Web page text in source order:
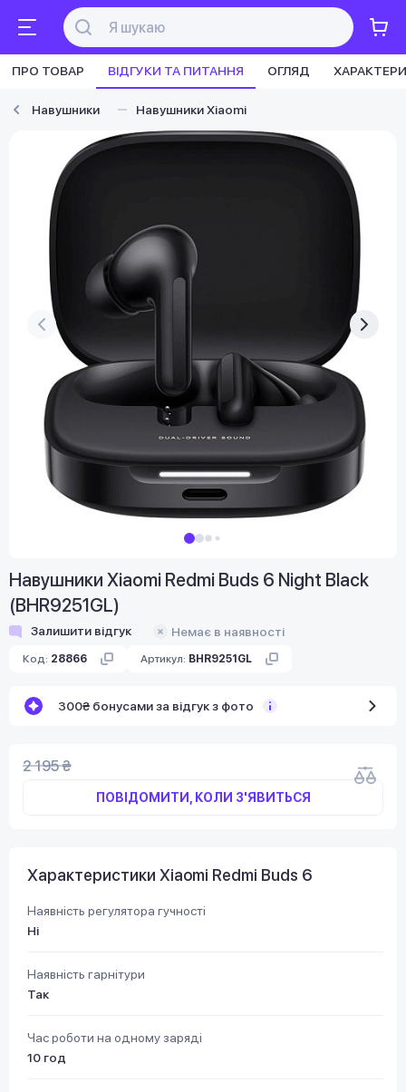
ПРО ТОВАР ВІДГУКИ ТА ПИТАННЯ ОГЛЯД
Навушники Навушники Xiaomi
Навушники Xiaomi Redmi Buds 6 Night Black
(BHR9251GL)
Залишити відгук Немає в наявності
Код: 28866 Артикул: BHR9251GL
300₴ бонусами за відгук з фото
2 195 ₴
ПОВІДОМИТИ, КОЛИ З'ЯВИТЬСЯ
Характеристики Xiaomi Redmi Buds 6
Наявність регулятора гучності
Ні
Наявність гарнітури
Так
Час роботи на одному заряді
10 год